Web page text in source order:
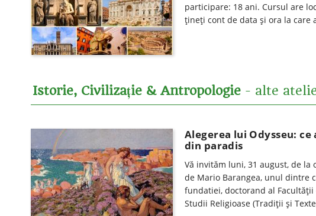
participare: 18 ani. Cursul are
ţineţi cont de data şi ora la care
Istorie, Civilizație & Antropologie - alte
Alegerea lui Odysseu:
din paradis
Vă invităm luni, 31 august, de
de Mario Barangea, unul dintre
fundatiei, doctorand al
Studii Religioase (Tradiţii şi